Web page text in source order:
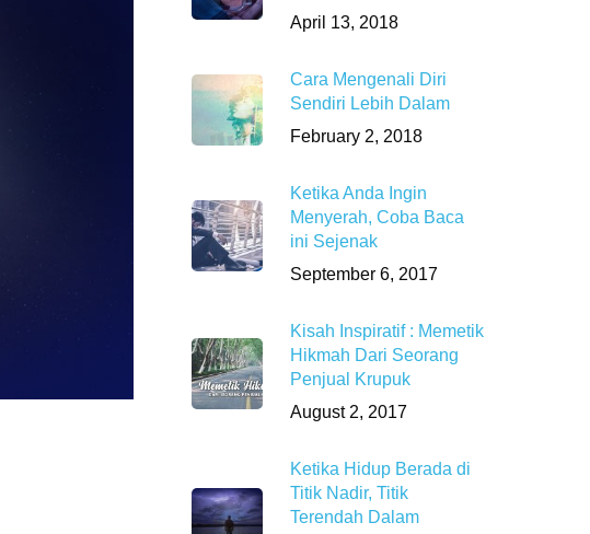
April 13, 2018
Cara Mengenali Diri
Sendiri Lebih Dalam
February 2, 2018
Ketika Anda Ingin
Menyerah, Coba Baca
ini Sejenak
September 6, 2017
Kisah Inspiratif : Memetik
Hikmah Dari Seorang
Penjual Krupuk
August 2, 2017
Ketika Hidup Berada di
Titik Nadir, Titik
Terendah Dalam